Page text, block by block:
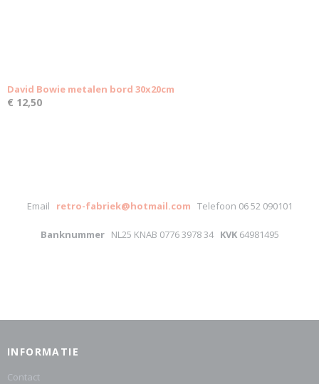
David Bowie metalen bord 30x20cm
€ 12,50
Email retro-fabriek@hotmail.com Telefoon 06 52 090101
Banknummer NL25 KNAB 0776 3978 34 KVK64981495
INFORMATIE
Contact